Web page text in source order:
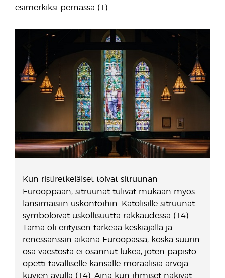
esimerkiksi pernassa (1).
Kun ristiretkeläiset toivat sitruunan
Eurooppaan, sitruunat tulivat mukaan myös
länsimaisiin uskontoihin. Katolisille sitruunat
symboloivat uskollisuutta rakkaudessa (14).
Tämä oli erityisen tärkeää keskiajalla ja
renessanssin aikana Euroopassa, koska suurin
osa väestöstä ei osannut lukea, joten papisto
opetti tavalliselle kansalle moraalisia arvoja
kuvien avulla (14). Aina kun ihmiset näkivät